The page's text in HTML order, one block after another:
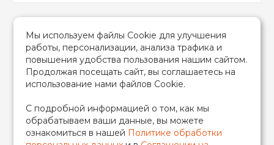
2026 © TIM (ТИМ) Инженерная сантехника, Все права
защищены
ИП Гончаренко Надежда Николаевна
500708528433/319500700011740
Мы используем файлы Cookie для улучшения
работы, персонализации, анализа трафика и
повышения удобства пользования нашим сайтом.
Продолжая посещать сайт, вы соглашаетесь на
использование нами файлов Cookie.
С подробной информацией о том, как мы
обрабатываем ваши данные, вы можете
ознакомиться в нашей Политике обработки